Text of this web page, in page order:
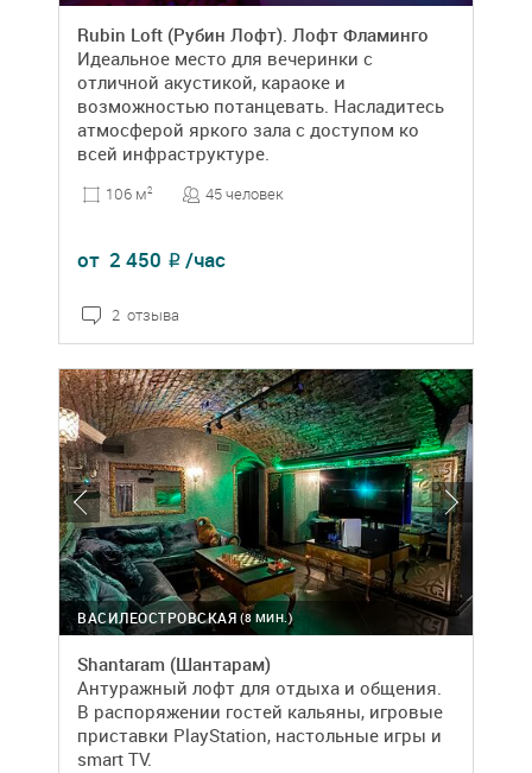
Rubin Loft (Рубин Лофт). Лофт Фламинго
Идеальное место для вечеринки с
отличной акустикой, караоке и
возможностью потанцевать. Насладитесь
атмосферой яркого зала с доступом ко
всей инфраструктуре.
106 м2 45 человек
от 2 450 ₽ /час
2 отзыва
(8 МИН.)
ВАСИЛЕОСТРОВСКАЯ
Shantaram (Шантарам)
Антуражный лофт для отдыха и общения.
В распоряжении гостей кальяны, игровые
приставки PlayStation, настольные игры и
smart TV.